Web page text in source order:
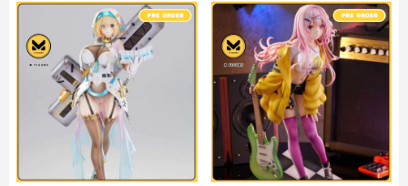
#mo_hinh_anime #anime_figure #figure
#mo_hinh_chinh_hang #mo_hinh_figure
#figure_chinh_hang #mo_hinh_tinh #nendoroid
#gameprize #scalefigure